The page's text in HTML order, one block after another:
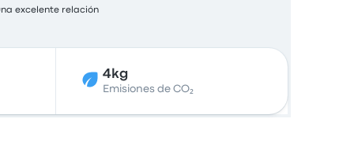
excelente relación
4kg
Emisiones de CO₂